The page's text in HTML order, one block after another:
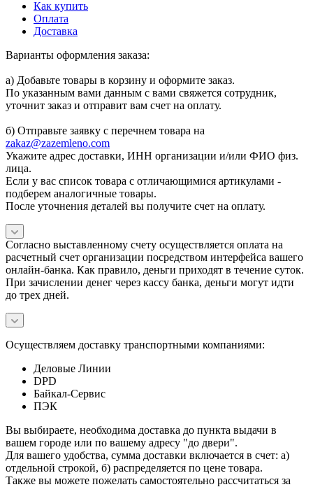
Как купить
Оплата
Доставка
Варианты оформления заказа:
а) Добавьте товары в корзину и оформите заказ.
По указанным вами данным с вами свяжется сотрудник,
уточнит заказ и отправит вам счет на оплату.
б) Отправьте заявку с перечнем товара на
zakaz@zazemleno.com
Укажите адрес доставки, ИНН организации и/или ФИО физ.
лица.
Если у вас список товара с отличающимися артикулами -
подберем аналогичные товары.
После уточнения деталей вы получите счет на оплату.
Согласно выставленному счету осуществляется оплата на
расчетный счет организации посредством интерфейса вашего
онлайн-банка. Как правило, деньги приходят в течение суток.
При зачислении денег через кассу банка, деньги могут идти
до трех дней.
Осуществляем доставку транспортными компаниями:
Деловые Линии
DPD
Байкал-Сервис
ПЭК
Вы выбираете, необходима доставка до пункта выдачи в
вашем городе или по вашему адресу "до двери".
Для вашего удобства, сумма доставки включается в счет: а)
отдельной строкой, б) распределяется по цене товара.
Также вы можете пожелать самостоятельно рассчитаться за